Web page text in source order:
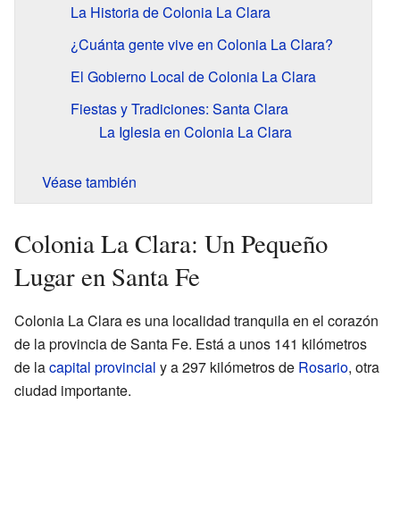
La Historia de Colonia La Clara
¿Cuánta gente vive en Colonia La Clara?
El Gobierno Local de Colonia La Clara
Fiestas y Tradiciones: Santa Clara
La Iglesia en Colonia La Clara
Véase también
Colonia La Clara: Un Pequeño
Lugar en Santa Fe
Colonia La Clara es una localidad tranquila en el corazón
de la provincia de Santa Fe. Está a unos 141 kilómetros
de lacapital provincial y a 297 kilómetros de Rosario, otra
ciudad importante.